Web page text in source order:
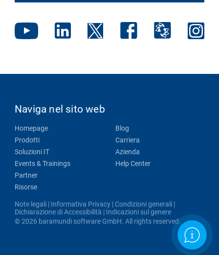
Naviga nel sito web
Homepage
Prodotti
Soluzioni IT
Events & Trainings
Partner
Risorse
Blog
Carriera
Azienda
Help Center
Note legali | Informativa Privacy | Condizioni generali |
Dichiarazione di Accessibilità | Indicazioni sul genere
© 2026 baramundi software GmbH. All rights reserved.